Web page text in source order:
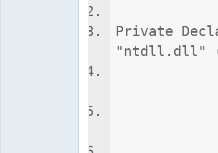
Private
"ntdll.dll"